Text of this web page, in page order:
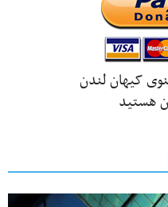
کیهان لندن
هستید